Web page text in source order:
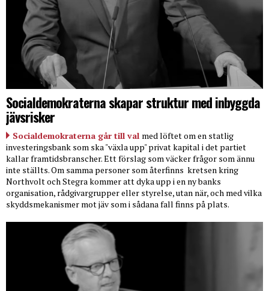
Socialdemokraterna skapar struktur med inbyggda
jävsrisker
Socialdemokraterna går till val med löftet om en statlig
investeringsbank som ska "växla upp" privat kapital i det partiet
kallar framtidsbranscher. Ett förslag som väcker frågor som ännu
inte ställts. Om samma personer som återfinns kretsen kring
Northvolt och Stegra kommer att dyka upp i en ny banks
organisation, rådgivargrupper eller styrelse, utan när, och med vilka
skyddsmekanismer mot jäv som i sådana fall finns på plats.